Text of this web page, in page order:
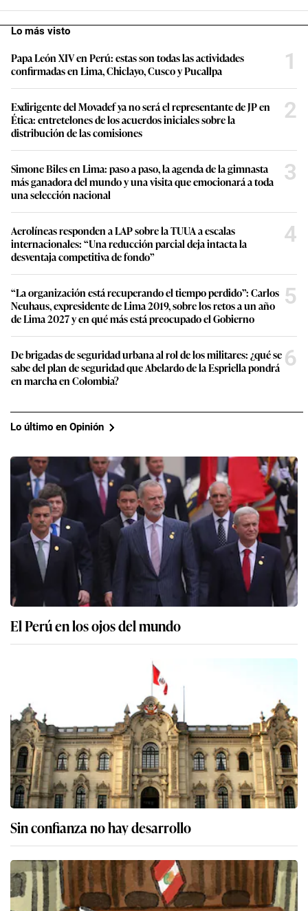
Lo más visto
Papa León XIV en Perú: estas son todas las actividades
confirmadas en Lima, Chiclayo, Cusco y Pucallpa
1
Exdirigente del Movadef ya no será el representante de JP en
Ética: entretelones de los acuerdos iniciales sobre la
distribución de las comisiones
2
Simone Biles en Lima: paso a paso, la agenda de la gimnasta
más ganadora del mundo y una visita que emocionará a toda
una selección nacional
3
Aerolíneas responden a LAP sobre la TUUA a escalas
internacionales: “Una reducción parcial deja intacta la
desventaja competitiva de fondo”
4
“La organización está recuperando el tiempo perdido”: Carlos
Neuhaus, expresidente de Lima 2019, sobre los retos a un año
de Lima 2027 y en qué más está preocupado el Gobierno
5
De brigadas de seguridad urbana al rol de los militares: ¿qué se
sabe del plan de seguridad que Abelardo de la Espriella pondrá
en marcha en Colombia?
6
Lo último en Opinión
El Perú en los ojos del mundo
Sin confianza no hay desarrollo